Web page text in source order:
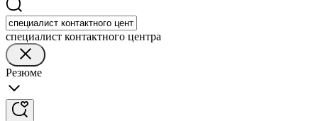
специалист контактного центра
Резюме